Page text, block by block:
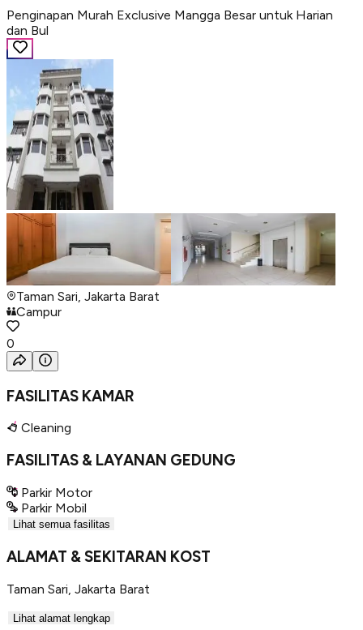
Penginapan Murah Exclusive Mangga Besar untuk Harian
dan Bul
Taman Sari, Jakarta Barat
Campur
0
FASILITAS KAMAR
Cleaning
FASILITAS & LAYANAN GEDUNG
Parkir Motor
Parkir Mobil
Lihat semua fasilitas
ALAMAT & SEKITARAN KOST
Taman Sari Jakarta Barat
Lihat alamat lengkap